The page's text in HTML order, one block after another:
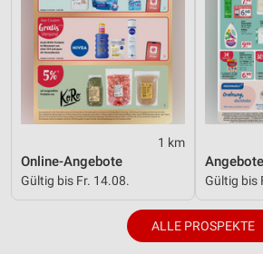
1 km
Online-Angebote
Gültig bis Fr. 14.08. Gültig bis
ALLE PROSPEKTE
Geräte anhand von aktiv angeforderten
Informationen identifizieren
Nicht-IAB-Verarbeitungszwecke:
Notwendig
Performance
Werbung